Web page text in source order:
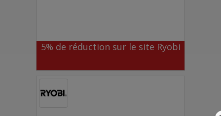
5% de réduction sur le site Ryobi